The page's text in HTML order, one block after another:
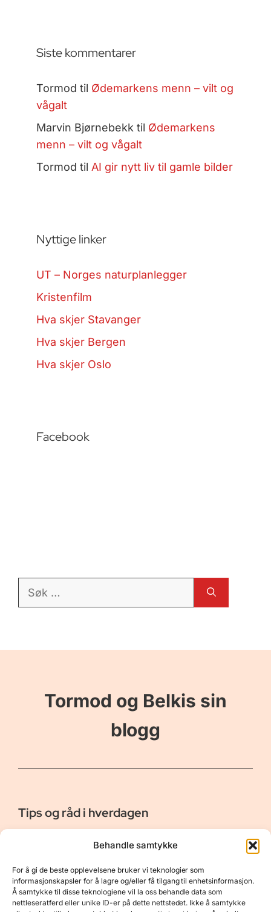
Behandle samtykke
For å gi de beste opplevelsene bruker vi teknologier som
informasjonskapsler for å lagre og/eller få tilgang til enhetsinformasjon.
Å samtykke til disse teknologiene vil la oss behandle data som
nettleseratferd eller unike ID-er på dette nettstedet. Ikke å samtykke
Siste kommentarer
Tormod til Ødemarkens menn – vilt og
vågalt
Marvin Bjørnebekk til Ødemarkens
menn – vilt og vågalt
Tormod til AI gir nytt liv til gamle bilder
Nyttige linker
UT – Norges naturplanlegger
Kristenfilm
Hva skjer Stavanger
Hva skjer Bergen
Hva skjer Oslo
Facebook
Søk
Tormod og Belkis sin
blogg
Tips og råd i hverdagen
Er vår bloggside hvor vi ønsker å dele våre opplevelser og
gi deg råd og tips innen reiser, hotell - og restauranter,
naturopplevelser, personlig pleie, data, film og bøker m.m.
Nyttige Linker
Om oss
Resurser
Personvernerklæring